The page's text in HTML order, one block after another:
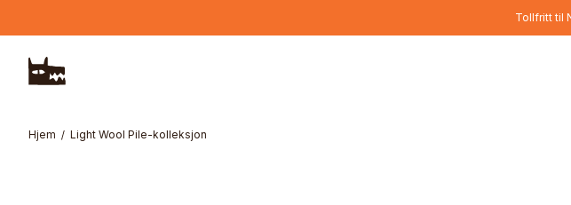
Tollfritt til
Hjem Light Wool Pile-kolleksjon